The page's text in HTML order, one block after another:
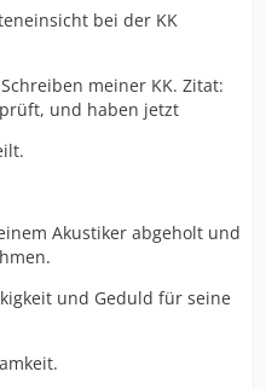
bei der KK
meiner KK. Zitat:
und haben jetzt
Akustiker abgeholt und
und Geduld für seine